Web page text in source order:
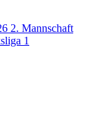
2. Mannschaft
1